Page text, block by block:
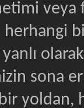
veya
sona
yoldan,